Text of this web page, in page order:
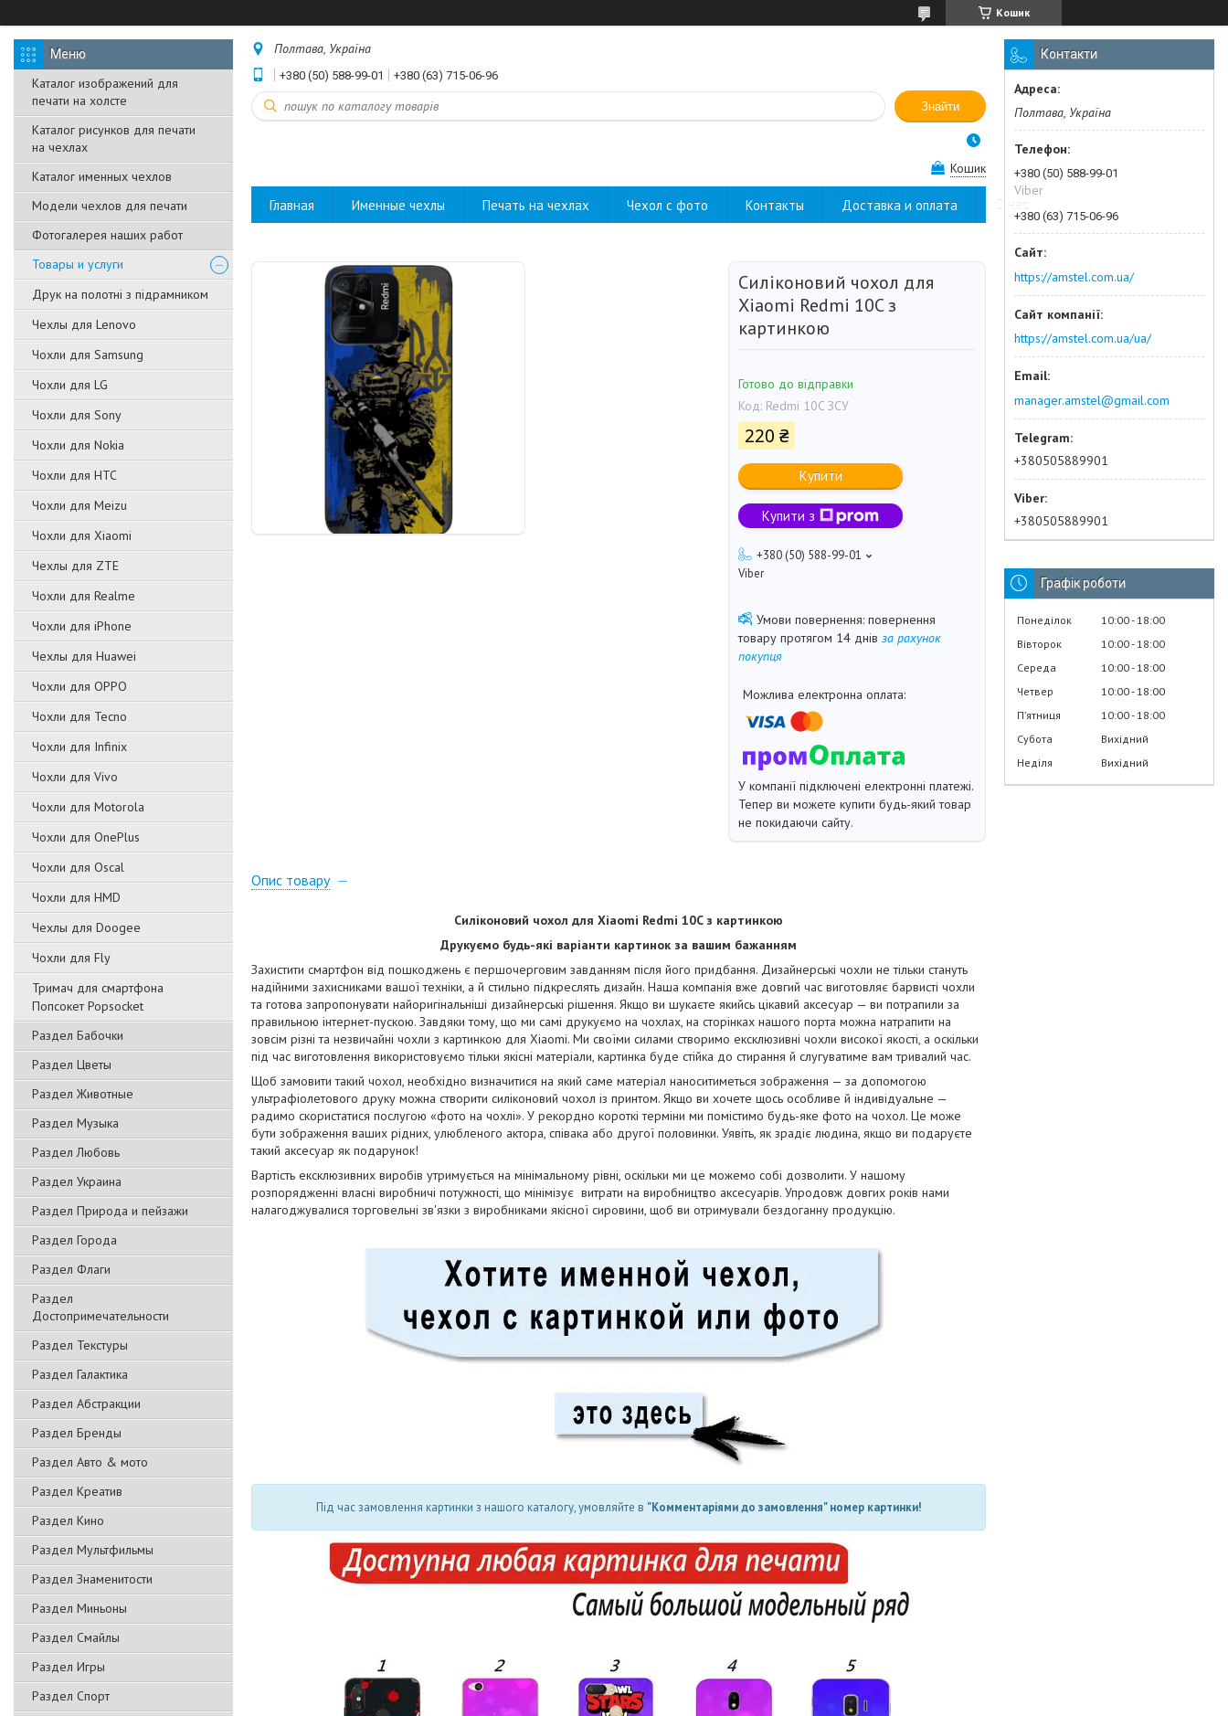
Кошик
Каталог изображений для
печати на холсте
Каталог рисунков для печати
на чехлах
Каталог именных чехлов
Модели чехлов для печати
Фотогалерея наших работ
Товары и услуги
Друк на полотні з підрамником
Чехлы для Lenovo
Чохли для Samsung
Чохли для LG
Чохли для Sony
Чохли для Nokia
Чохли для HTC
Чохли для Meizu
Чохли для Xiaomi
Чехлы для ZTE
Чохли для Realme
Чохли для iPhone
Чехлы для Huawei
Чохли для OPPO
Чохли для Tecno
Чохли для Infinix
Чохли для Vivo
Чохли для Motorola
Чохли для OnePlus
Чохли для Oscal
Чохли для HMD
Чехлы для Doogee
Чохли для Fly
Тримач для смартфона
Попсокет Popsocket
Раздел Бабочки
Раздел Цветы
Раздел Животные
Раздел Музыка
Раздел Любовь
Раздел Украина
Раздел Природа и пейзажи
Раздел Города
Раздел Флаги
Раздел
Достопримечательности
Раздел Текстуры
Раздел Галактика
Раздел Абстракции
Раздел Бренды
Раздел Авто & мото
Раздел Креатив
Раздел Кино
Раздел Мультфильмы
Раздел Знаменитости
Раздел Миньоны
Раздел Смайлы
Раздел Игры
Раздел Спорт
Полтава, Україна
+380 (50) 588-99-01 +380 (63) 715-06-96
Знайти
Кошик
Главная Именные чехлы Печать на чехлах Чехол с фото Контакты Доставка и оплата О нас
Силіконовий чохол для
Xiaomi Redmi 10C з
картинкою
Готово до відправки
Код: Redmi 10C ЗСУ
220 ₴
Купити
Купити з
+380 (50) 588-99-01
Viber
повернення
товару протягом 14 днів за рахунок
покупця
У компанії підключені електронні платежі.
Тепер ви можете купити будь-який товар
не покидаючи сайту.
Опис товару
Силіконовий чохол для Xiaomi Redmi 10C з картинкою
Друкуємо будь-які варіанти картинок за вашим бажанням
Захистити смартфон від пошкоджень є першочерговим завданням після його придбання. Дизайнерські чохли не тільки стануть
надійними захисниками вашої техніки, а й стильно підкреслять дизайн. Наша компанія вже довгий час виготовляє барвисті чохли
та готова запропонувати найоригінальніші дизайнерські рішення. Якщо ви шукаєте якийсь цікавий аксесуар — ви потрапили за
правильною інтернет-пускою. Завдяки тому, що ми самі друкуємо на чохлах, на сторінках нашого порта можна натрапити на
зовсім різні та незвичайні чохли з картинкою для Xiaomi. Ми своїми силами створимо ексклюзивні чохли високої якості, а оскільки
під час виготовлення використовуємо тільки якісні матеріали, картинка буде стійка до стирання й слугуватиме вам тривалий час.
Щоб замовити такий чохол, необхідно визначитися на який саме матеріал наноситиметься зображення — за допомогою
ультрафіолетового друку можна створити силіконовий чохол із принтом. Якщо ви хочете щось особливе й індивідуальне —
радимо скористатися послугою «фото на чохлі». У рекордно короткі терміни ми помістимо будь-яке фото на чохол. Це може
бути зображення ваших рідних, улюбленого актора, співака або другої половинки. Уявіть, як зрадіє людина, якщо ви подаруєте
такий аксесуар як подарунок!
Вартість ексклюзивних виробів утримується на мінімальному рівні, оскільки ми це можемо собі дозволити. У нашому
розпорядженні власні виробничі потужності, що мінімізує витрати на виробництво аксесуарів. Упродовж довгих років нами
налагоджувалися торговельні зв'язки з виробниками якісної сировини, щоб ви отримували бездоганну продукцію.
Під час замовлення картинки з нашого каталогу, умовляйте в "Комментаріями до замовлення" номер картинки!
Контакти
Полтава, Україна
+380 (50) 588-99-01
Viber
+380 (63) 715-06-96
https://amstel.com.ua/
https://amstel.com.ua/ua/
manager.amstel@gmail.com
+380505889901
+380505889901
Графік роботи
Понеділок 10:00 18:00
Вівторок
10:00 18:00
Середа
10:00 18:00
Четвер
10:00 18:00
Пʼятниця
10:00 18:00
Субота
Вихідний
Неділя
Вихідний